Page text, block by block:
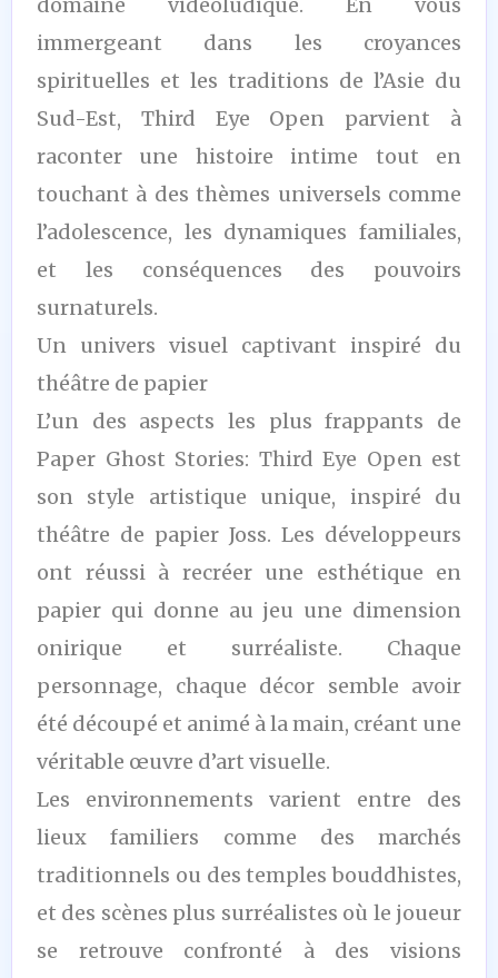
immergeant dans les croyances
spirituelles et les traditions de l’Asie du
Sud-Est, Third Eye Open parvient à
raconter une histoire intime tout en
touchant à des thèmes universels comme
l’adolescence, les dynamiques familiales,
et les conséquences des pouvoirs
surnaturels.
Un univers visuel captivant inspiré du
théâtre de papier
L’un des aspects les plus frappants de
Paper Ghost Stories: Third Eye Open est
son style artistique unique, inspiré du
théâtre de papier Joss. Les développeurs
ont réussi à recréer une esthétique en
papier qui donne au jeu une dimension
onirique et surréaliste. Chaque
personnage, chaque décor semble avoir
été découpé et animé à la main, créant une
véritable œuvre d’art visuelle.
Les environnements varient entre des
lieux familiers comme des marchés
traditionnels ou des temples bouddhistes,
et des scènes plus surréalistes où le joueur
se retrouve confronté à des visions